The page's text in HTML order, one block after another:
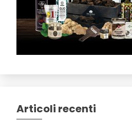
Articoli recenti